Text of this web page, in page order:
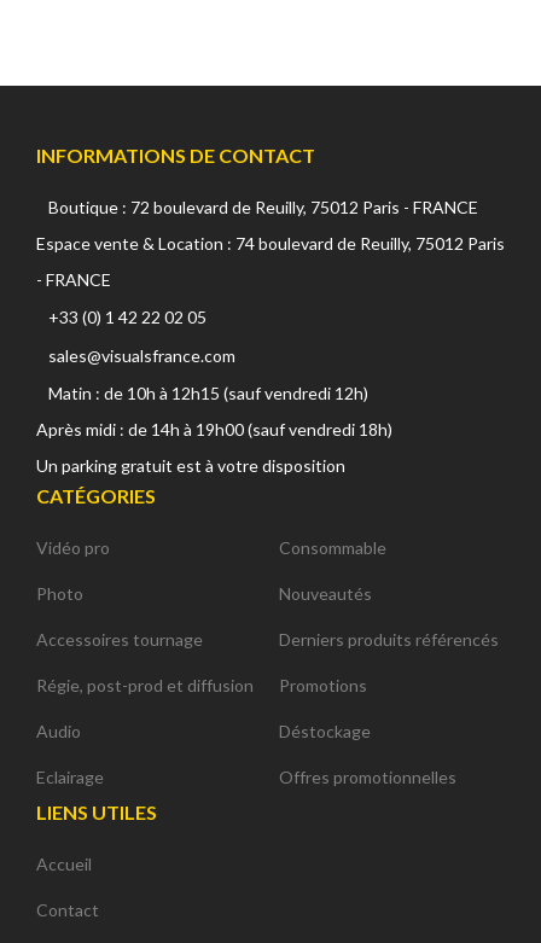
Canon EOS C700 PL
4K/2K/HD - XF AVC/ProRes -
28 627,19 € TTC
ABonAir AB4000 4K HDR
Kit 1 émetteur / 1 récepteur vidéo sans fil
HDMI 2.0
13 000,00 € HT
21 600,00 € TTC
INFORMATIONS DE CONTACT
Boutique : 72 boulevard de Reuilly, 75012 Paris - FRANCE
Espace vente & Location : 74 boulevard de Reuilly, 75012 Paris
- FRANCE
+33 (0) 1 42 22 02 05
sales@visualsfrance.com
Matin : de 10h à 12h15 (sauf vendredi 12h)
Après midi : de 14h à 19h00 (sauf vendredi 18h)
Un parking gratuit est à votre disposition
CATÉGORIES
Vidéo pro
Photo
Accessoires tournage
Régie, post-prod et diffusion
Audio
Eclairage
Consommable
Nouveautés
Derniers produits référencés
Promotions
Déstockage
Offres promotionnelles
LIENS UTILES
Accueil
Contact